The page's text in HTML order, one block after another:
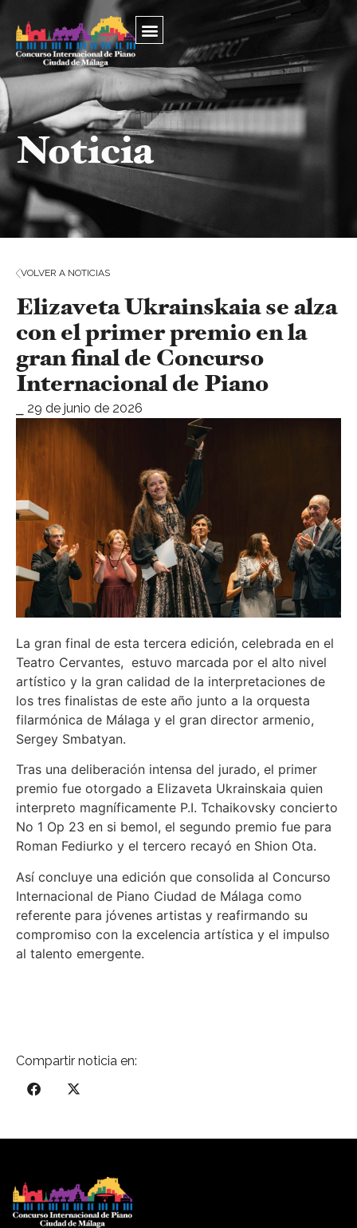
Noticia
VOLVER A NOTICIAS
Elizaveta Ukrainskaia se alza
con el primer premio en la
gran final de Concurso
Internacional de Piano
⎯ 29 de junio de 2026
Compartir noticia en:
La gran final de esta tercera edición, celebrada en el
Teatro Cervantes, estuvo marcada por el alto nivel
artístico y la gran calidad de la interpretaciones de
los tres finalistas de este año junto a la orquesta
filarmónica de Málaga y el gran director armenio,
Sergey Smbatyan.
Tras una deliberación intensa del jurado, el primer
premio fue otorgado a Elizaveta Ukrainskaia quien
interpreto magníficamente P.I. Tchaikovsky concierto
No 1 Op 23 en si bemol, el segundo premio fue para
Roman Fediurko y el tercero recayó en Shion Ota.
Así concluye una edición que consolida al Concurso
Internacional de Piano Ciudad de Málaga como
referente para jóvenes artistas y reafirmando su
compromiso con la excelencia artística y el impulso
al talento emergente.